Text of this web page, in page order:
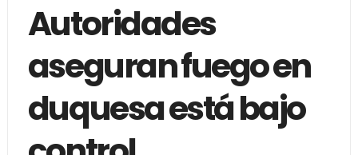
Autoridades
aseguran fuego en
duquesa está bajo